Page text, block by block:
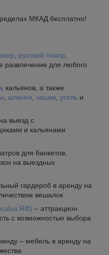
МКАД бесплатно!
русский покер
развлечение для любого
кальянов, а также
шланги чашки уголь и
выезд с
и кальянами
для банкетов,
на выездных
гардероб в аренду на
вешалок
Rift) – аттракцион
с возможностью выбора
– мебель в аренду на